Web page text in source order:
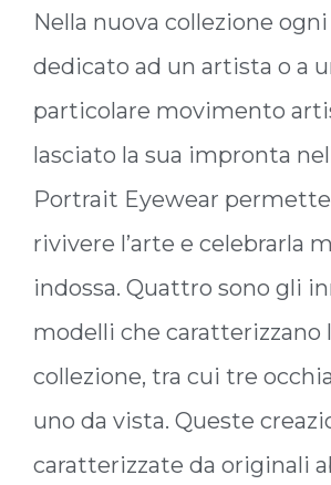
Nella nuova collezione
dedicato ad un artista o a
particolare movimento
lasciato la sua impronta
Portrait Eyewear
rivivere l’arte e celebrarla
indossa. Quattro sono gli
modelli che caratterizzano
collezione, tra cui tre
uno da vista. Queste
caratterizzate da originali